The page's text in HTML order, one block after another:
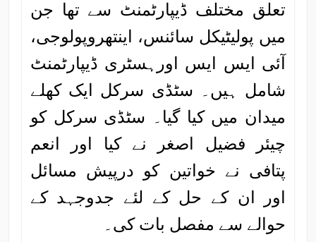
تعلق مختلف ڈیپارٹمنٹ سے تھا جن
میں پولیٹیکل سائنس، اینتھروپولوجی،
آئی ایس ایس اورہسٹری ڈیپارٹمنٹ
شامل ہیں۔ سٹڈی سرکل ایک کھلے
میدان میں کیا گیا۔ سٹڈی سرکل کو
چیئر فضیل اصغر نے کیا اور انعم
پتافی نے خواتین کو درپیش مسائل
اور ان کے حل کے لئے جدوجہد کے
حوالے سے مفصل بات کی۔